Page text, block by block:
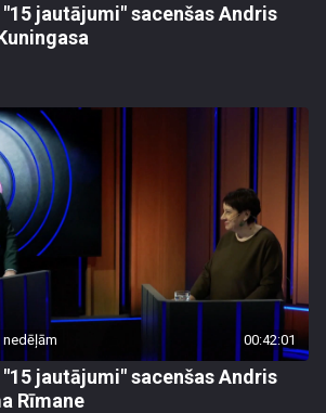
jautājumi" sacenšas Andris
00:42:01
jautājumi" sacenšas Andris
Rīmane